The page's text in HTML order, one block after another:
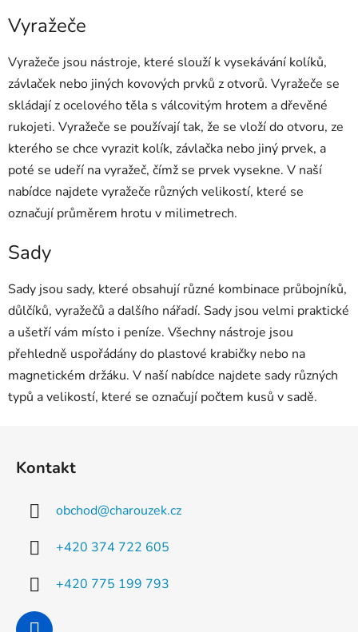
Vyražeče
Vyražeče jsou nástroje, které slouží k vysekávání kolíků,
závlaček nebo jiných kovových prvků z otvorů. Vyražeče se
skládají z ocelového těla s válcovitým hrotem a dřevěné
rukojeti. Vyražeče se používají tak, že se vloží do otvoru, ze
kterého se chce vyrazit kolík, závlačka nebo jiný prvek, a
poté se udeří na vyražeč, čímž se prvek vysekne. V naší
nabídce najdete vyražeče různých velikostí, které se
označují průměrem hrotu v milimetrech.
Sady
Sady jsou sady, které obsahují různé kombinace průbojníků,
důlčíků, vyražečů a dalšího nářadí. Sady jsou velmi praktické
a ušetří vám místo i peníze. Všechny nástroje jsou
přehledně uspořádány do plastové krabičky nebo na
magnetickém držáku. V naší nabídce najdete sady různých
typů a velikostí, které se označují počtem kusů v sadě.
Kontakt
obchod@charouzek.cz
+420 374 722 605
+420 775 199 793